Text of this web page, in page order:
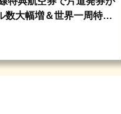
数大幅増＆世界一周特典